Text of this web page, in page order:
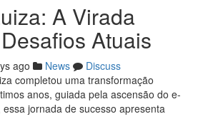
A Virada
Atuais
ago News
Discuss
completou uma transformação
anos, guiada pela ascensão do e-
jornada de sucesso apresenta